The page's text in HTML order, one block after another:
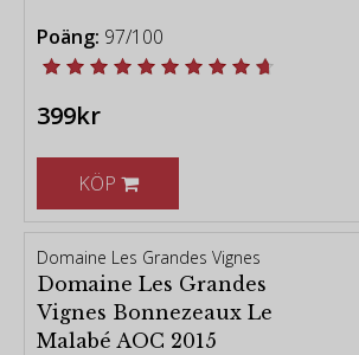
Poäng: 97/100
399kr
KÖP
Domaine Les Grandes Vignes
Domaine Les Grandes
Vignes Bonnezeaux Le
Malabé AOC 2015